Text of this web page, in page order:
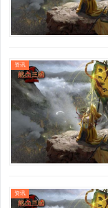
资讯
资讯